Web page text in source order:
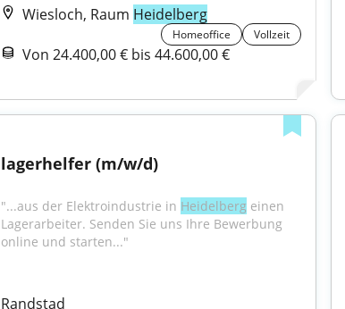
Wiesloch, Raum Heidelberg
Homeoffice Vollzeit
Von 24.400,00 € bis 44.600,00 €
lagerhelfer (m/w/d)
"...aus der Elektroindustrie in Heidelberg einen
Lagerarbeiter. Senden Sie uns Ihre Bewerbung
online und starten..."
Randstad